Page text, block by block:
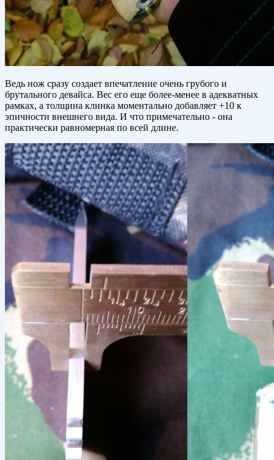
Ведь нож сразу создает впечатление очень грубого и
брутального девайса. Вес его еще более-менее в адекватных
рамках, а толщина клинка моментально добавляет +10 к
эпичности внешнего вида. И что примечательно - она
практически равномерная по всей длине.